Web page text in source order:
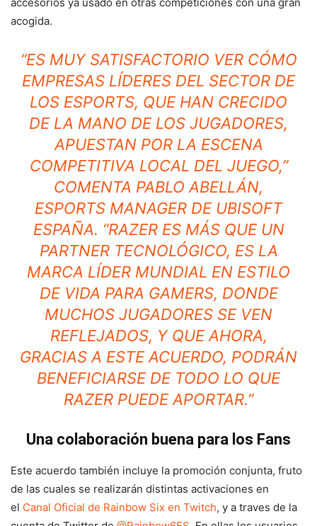
acogida.
“ES MUY SATISFACTORIO VER CÓMO
EMPRESAS LÍDERES DEL SECTOR DE
LOS ESPORTS, QUE HAN CRECIDO
DE LA MANO DE LOS JUGADORES,
APUESTAN POR LA ESCENA
COMPETITIVA LOCAL DEL JUEGO,”
COMENTA PABLO ABELLÁN,
ESPORTS MANAGER DE UBISOFT
ESPAÑA. “RAZER ES MÁS QUE UN
PARTNER TECNOLÓGICO, ES LA
MARCA LÍDER MUNDIAL EN ESTILO
DE VIDA PARA GAMERS, DONDE
MUCHOS JUGADORES SE VEN
REFLEJADOS, Y QUE AHORA,
GRACIAS A ESTE ACUERDO, PODRÁN
BENEFICIARSE DE TODO LO QUE
RAZER PUEDE APORTAR.”
Una colaboración buena para los Fans
Este acuerdo también incluye la promoción conjunta, fruto
de las cuales se realizarán distintas activaciones en
el Canal Oficial de Rainbow Six en Twitch, y a traves de la